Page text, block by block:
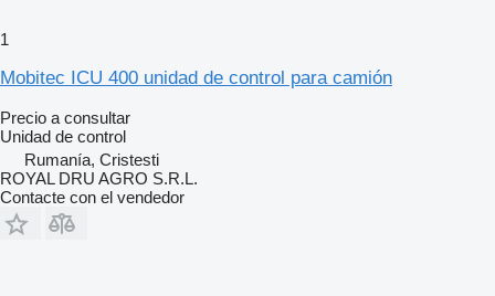
1
Mobitec ICU 400 unidad de control para camión
Precio a consultar
Unidad de control
Rumanía, Cristesti
ROYAL DRU AGRO S.R.L.
Contacte con el vendedor